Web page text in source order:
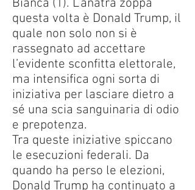
Bianca (1). L’anatra zoppa
questa volta è Donald Trump, il
quale non solo non si è
rassegnato ad accettare
l’evidente sconfitta elettorale,
ma intensifica ogni sorta di
iniziativa per lasciare dietro a
sé una scia sanguinaria di odio
e prepotenza.
Tra queste iniziative spiccano
le esecuzioni federali. Da
quando ha perso le elezioni,
Donald Trump ha continuato a